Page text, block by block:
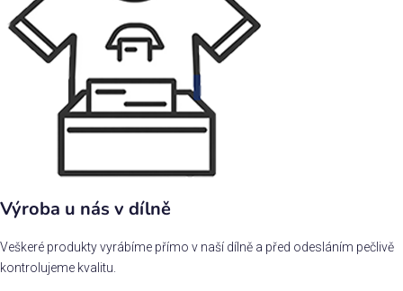
Výroba u nás v dílně
Veškeré produkty vyrábíme přímo v naší dílně a před odesláním pečlivě
kontrolujeme kvalitu.